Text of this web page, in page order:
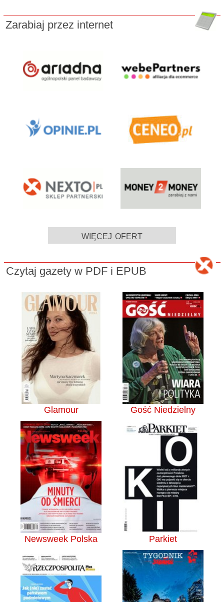
Zarabiaj przez internet
więcej ofert
Czytaj gazety w PDF i EPUB
Glamour Gość Niedzielny
Newsweek Polska Parkiet